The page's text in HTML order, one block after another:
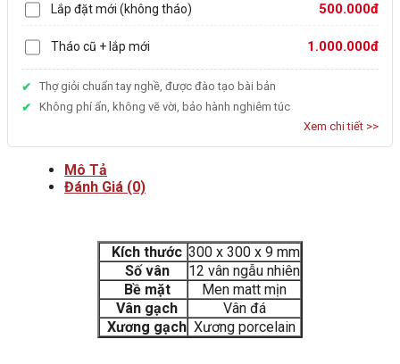
Lắp đặt mới (không tháo) 500.000đ
Tháo cũ + lắp mới 1.000.000đ
Thợ giỏi chuẩn tay nghề, được đào tạo bài bản
Không phí ẩn, không vẽ vời, bảo hành nghiêm túc
Xem chi tiết >>
Mô Tả
Đánh Giá (0)
Kích thước 300 x 300 x 9 mm
Số vân
12 vân ngẫu nhiên
Bề mặt
Men matt mịn
Vân gạch
Vân đá
Xương gạch Xương porcelain